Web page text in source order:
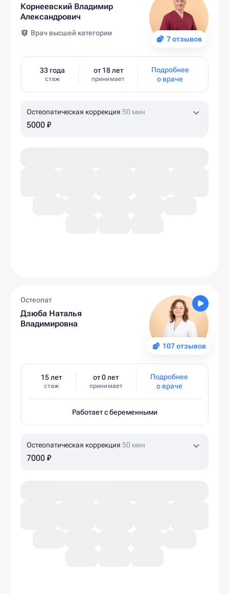
7 отзывов
Корнеевский Владимир
Александрович
Врач высшей категории
33 года
стаж
от 18 лет
принимает
Подробнее
о враче
Остеопатическая коррекция 50 мин
5000 ₽
107 отзывов
Остеопат
Дзюба Наталья
Владимировна
15 лет
стаж
от 0 лет
принимает
Подробнее
о враче
Работает с беременными
Остеопатическая коррекция 50 мин
7000 ₽